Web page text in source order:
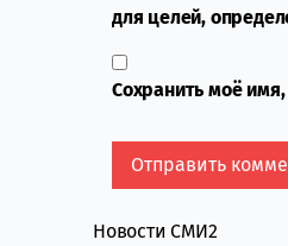
для целей,
Сохранить моё
Новости СМИ2